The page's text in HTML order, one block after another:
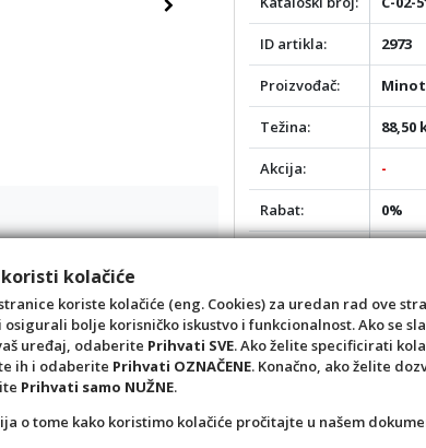
Next
ID artikla: 2973
Proizvođač:
Težina: 88,50
Akcija: -
Rabat: 0%
Atribut 4: Titan
Opis: Tuš
kolačiće
koriste kolačiće (eng. Cookies) za uredan rad ove
bolje korisničko iskustvo i funkcionalnost. Ako se
uređaj, odaberite Prihvati SVE. Ako želite specificirati
ih i odaberite Prihvati OZNAČENE. Konačno, ako želite
Prihvati samo NUŽNE.
o tome kako koristimo kolačiće pročitajte u našem